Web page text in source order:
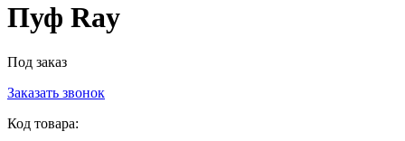
Пуф Ray
Под заказ
Заказать звонок
Код товара: